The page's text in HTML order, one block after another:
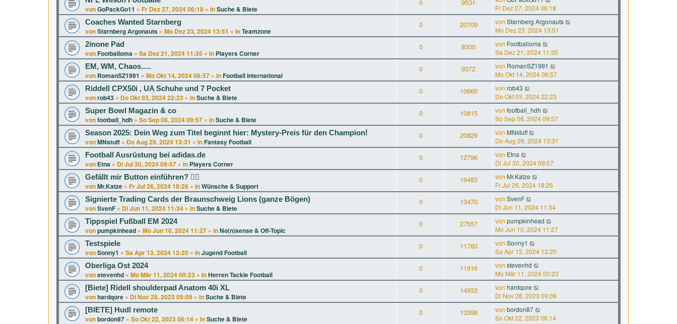
vonGoPackGo11 » Fr Dez 27, 2024 06:18 » inSuche & Biete
0 9531
Fr Dez 27, 2024 06:18
Coaches Wanted Starnberg
vonStarnberg Argonauts » Mo Dez 23, 2024 13:51 » inTeamzone
0 20709 von Starnberg Argonauts
Mo Dez 23, 2024 13:51
2inone Pad
von Footballoma » Sa Dez 21, 2024 11:35 » in Players Corner
0 8300 von Footballoma
Sa Dez 21, 2024 11:35
EM, WM, Chaos.....
von RomanSZ1991 » Mo Okt 14, 2024 06:57 » in Football international
0 9372 von RomanSZ1991
Mo Okt 14, 2024 06:57
Riddell CPX50i , UA Schuhe und 7 Pocket
vonrob43 » Do Okt 03, 2024 22:23 » inSuche & Biete
0 10660 von rob43
Do Okt 03, 2024 22:23
Super Bowl Magazin & co
vonfootball_hdh » So Sep 08, 2024 09:57 » inSuche & Biete
0 10815 von football_hdh
So Sep 08, 2024 09:57
Season 2025: Dein Weg zum Titel beginnt hier: Mystery-Preis für den Champion!
vonMNstuff » Do Aug 29, 2024 13:31 » in Fantasy Football
0 20829 von MNstuff
Do Aug 29, 2024 13:31
Football Ausrüstung bei adidas.de
von Etna » Di Jul 30, 2024 09:57 » in Players Corner
0 12796 von Etna
Di Jul 30, 2024 09:57
Gefällt mir Button einführen? 👍🏻
vonMr.Katze » Fr Jul 26, 2024 18:26 » inWünsche & Support
0 16483 von Mr.Katze
Fr Jul 26, 2024 18:26
Signierte Trading Cards der Braunschweig Lions (ganze Bögen)
vonSvenF » Di Jun 11, 2024 11:34 » inSuche & Biete
0 13470 von SvenF
Di Jun 11, 2024 11:34
Tippspiel Fußball EM 2024
vonpumpkinhead » Mo Jun 10, 2024 11:27 » inNo(n)sense & Off-Topic
0 27557 von pumpkinhead
Mo Jun 10, 2024 11:27
Testspiele
vonSonny1 » Sa Apr 13, 2024 13:20 » inJugend Football
0 11763 von Sonny1
Sa Apr 13, 2024 13:20
Oberliga Ost 2024
vonstevenhd » Mo Mär 11, 2024 00:23 » inHerren Tackle Football
0 11916 von stevenhd
Mo Mär 11, 2024 00:23
[Biete] Ridell shoulderpad Anatom 40i XL
vonhardqore » Di Nov 28, 2023 09:09 » inSuche & Biete
0 14933 von hardqore
Di Nov 28, 2023 09:09
[BIETE] Hudl remote
vonbordon87 » So Okt 22, 2023 06:14 » inSuche & Biete
0 13398 von bordon87
So Okt 22, 2023 06:14